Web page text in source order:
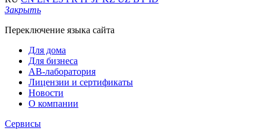
Закрыть
Переключение языка сайта
Для дома
Для бизнеса
АВ-лаборатория
Лицензии и сертификаты
Новости
О компании
Сервисы